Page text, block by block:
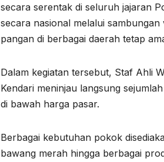
secara serentak di seluruh jajaran
secara nasional melalui
pangan di berbagai daerah tetap
Dalam kegiatan tersebut, Staf Ahli
Kendari meninjau langsung
di bawah harga pasar.
Berbagai kebutuhan pokok
bawang merah hingga berbagai